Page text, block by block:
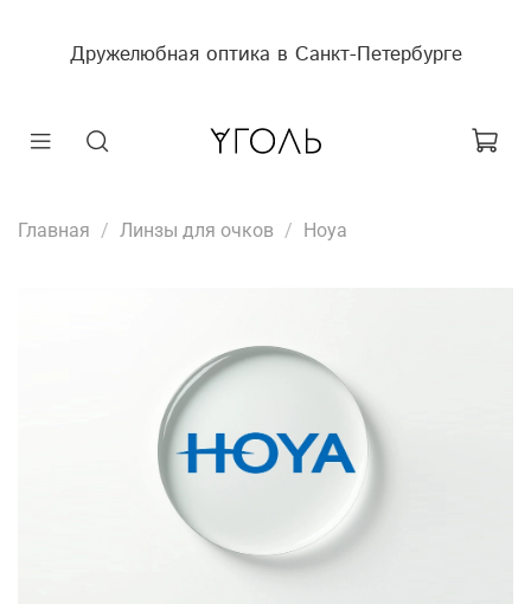
Дружелюбная оптика в Санкт-Петербурге
Главная Линзы для очков Hoya